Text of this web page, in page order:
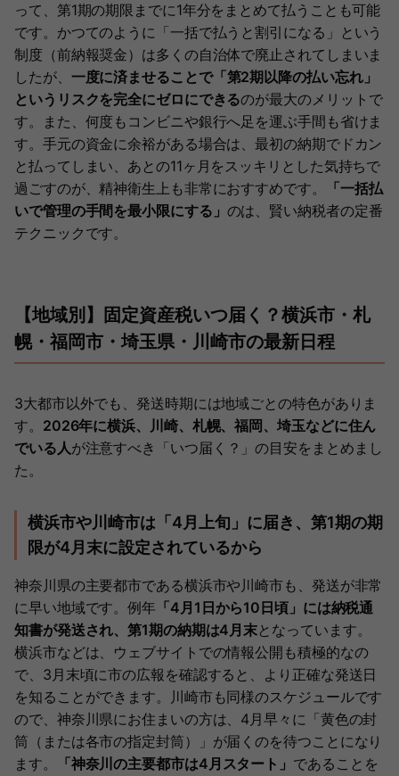
って、第1期の期限までに1年分をまとめて払うことも可能
です。かつてのように「一括で払うと割引になる」という
制度（前納報奨金）は多くの自治体で廃止されてしまいま
したが、 一度に済ませることで「第2期以降の払い忘れ」
というリスクを完全にゼロにできるのが最大のメリットで
す。また、何度もコンビニや銀行へ足を運ぶ手間も省けま
す。手元の資金に余裕がある場合は、最初の納期でドカン
と払ってしまい、あとの11ヶ月をスッキリとした気持ちで
過ごすのが、精神衛生上も非常におすすめです。
「一括払
いで管理の手間を最小限にする」 のは、賢い納税者の定番
テクニックです。
【地域別】固定資産税いつ届く？横浜市・札
幌・福岡市・埼玉県・川崎市の最新日程
3大都市以外でも、発送時期には地域ごとの特色がありま
す。 2026年に横浜、川崎、札幌、福岡、埼玉などに住ん
でいる人が注意すべき「いつ届く？」の目安をまとめまし
た。
横浜市や川崎市は「4月上旬」に届き、第1期の期
限が4月末に設定されているから
神奈川県の主要都市である横浜市や川崎市も、発送が非常
に早い地域です。例年 「4月1日から10日頃」には納税通
知書が発送され、第1期の納期は4月末となっています。
横浜市などは、ウェブサイトでの情報公開も積極的なの
で、3月末頃に市の広報を確認すると、より正確な発送日
を知ることができます。川崎市も同様のスケジュールです
ので、神奈川県にお住まいの方は、4月早々に「黄色の封
筒（または各市の指定封筒）」が届くのを待つことになり
ます。
「神奈川の主要都市は4月スタート」 であることを